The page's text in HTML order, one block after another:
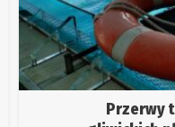
Przerwy